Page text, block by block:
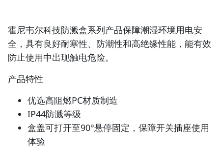
霍尼韦尔科技防溅盒系列产品保障潮湿环境用电安
全，具有良好耐寒性、防潮性和高绝缘性能，能有效
防止使用中出现触电危险。
产品特性
优选高阻燃PC材质制造
IP44防溅等级
盒盖可打开至90°悬停固定，保障开关插座使用
体验